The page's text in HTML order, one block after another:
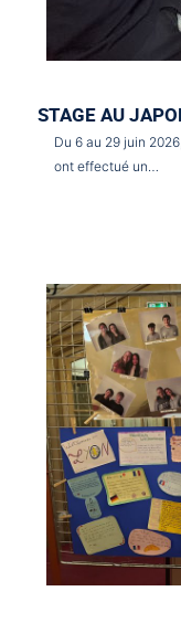
STAGE AU
Du 6 au 29 juin
ont effectué un…